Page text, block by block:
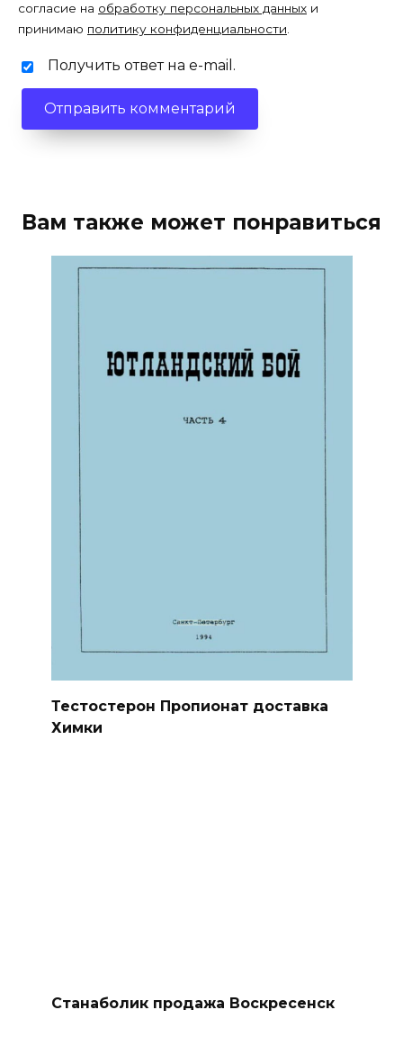
согласие на обработку персональных данных и
принимаю политику конфиденциальности.
Получить ответ на e-mail.
Вам также может понравиться
Тестостерон Пропионат доставка
Химки
Станаболик продажа Воскресенск